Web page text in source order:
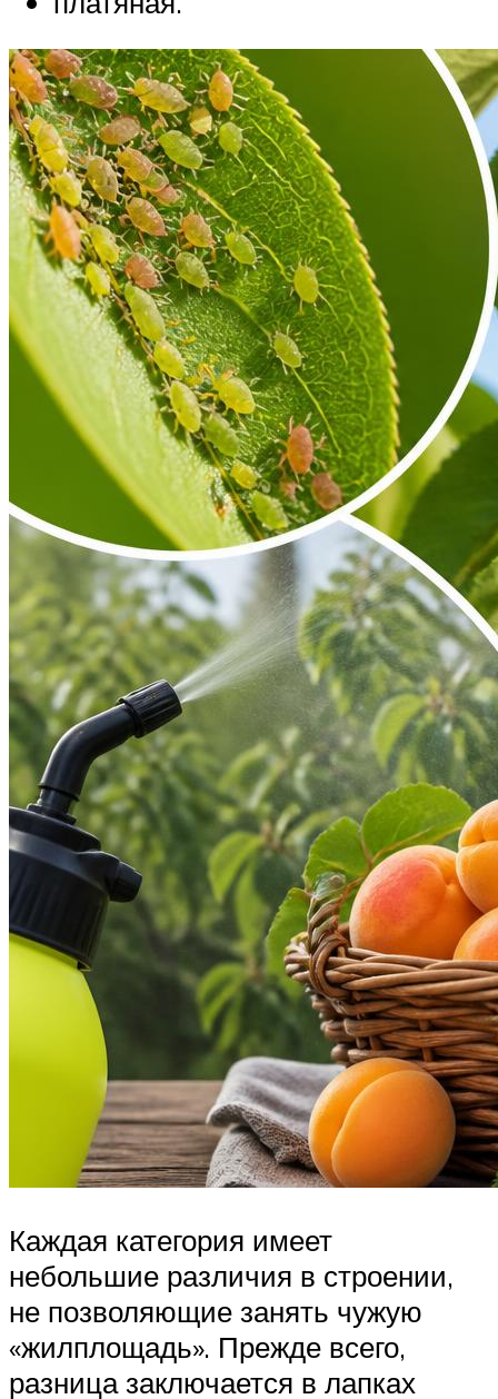
Каждая категория имеет
небольшие различия в строении,
не позволяющие занять чужую
«жилплощадь». Прежде всего,
разница заключается в лапках